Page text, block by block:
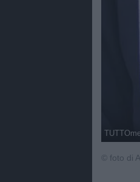
© foto di